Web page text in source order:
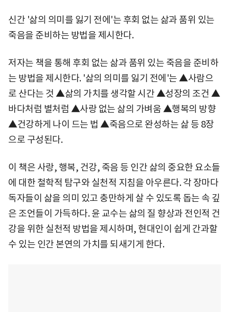
신간 '삶의 의미를 잃기 전에'는 후회 없는 삶과 품위 있는
죽음을 준비하는 방법을 제시한다.
저자는 책을 통해 후회 없는 삶과 품위 있는 죽음을 준비하
는 방법을 제시한다. '삶의 의미를 잃기 전에'는 ▲사람으
로 산다는 것 ▲삶의 가치를 생각할 시간 ▲성장의 조건 ▲
바다처럼 별처럼 ▲사랑 없는 삶의 가벼움 ▲행복의 방향
▲건강하게 나이 드는 법 ▲죽음으로 완성하는 삶 등 8장
으로 구성된다.
이 책은 사랑, 행복, 건강, 죽음 등 인간 삶의 중요한 요소들
에 대한 철학적 탐구와 실천적 지침을 아우른다. 각 장마다
독자들이 삶을 의미 있고 충만하게 살 수 있도록 돕는 속 깊
은 조언들이 가득하다. 윤 교수는 삶의 질 향상과 전인적 건
강을 위한 실천적 방법을 제시하며, 현대인이 쉽게 간과할
수 있는 인간 본연의 가치를 되새기게 한다.